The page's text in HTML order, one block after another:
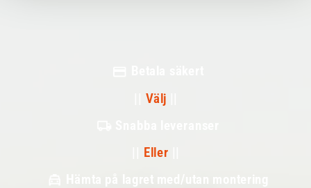
Välj
Eller
Hämta på lagret med/utan montering